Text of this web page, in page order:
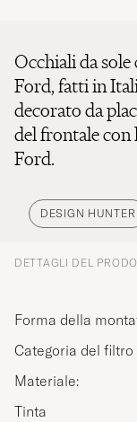
Occhiali da
Ford, fatti in
decorato da
del frontale
Ford.
DESIGN HUNTER
DETTAGLI DEL
Forma della
Categoria del
Materiale:
Tinta